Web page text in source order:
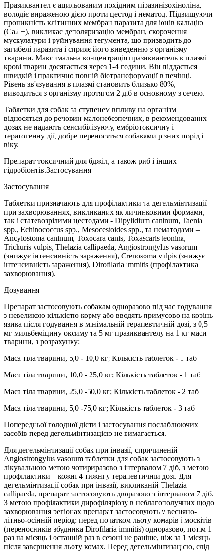
Празиквантел є ацильованим похідним піразинізохіноліна,
володіє вираженою дією проти цестод і нематод. Підвищуючи
проникність клітинних мембран паразита для іонів кальцію
(Ca2 +), викликає деполяризацію мембран, скорочення
мускулатури і руйнування тегумента, що призводить до
загибелі паразита і сприяє його виведенню з організму
тварини. Максимальна концентрація празиквантель в плазмі
крові тварин досягається через 1-4 години. Він піддається
швидкій і практично повній біотрансформації в печінці.
Рівень зв'язування в плазмі становить близько 80%,
виводиться з організму протягом 2 діб в основному з сечею.
Таблетки для собак за ступенем впливу на організм
відносяться до речовин малонебезпечних, в рекомендованих
дозах не надають сенсибілізуючу, ембріотоксичну і
тератогенну дії, добре переносяться собаками різних порід і
віку.
Препарат токсичний для бджіл, а також риб і інших
гідробіонтів.Застосування
Застосування
Таблетки призначають для профілактики та дегельмінтизації
при захворюваннях, викликаних як личинковими формами,
так і статевозрілими цестодами - Dipylidium caninum, Taenia
spp., Echinococcus spp., Mesocestoides spp., та нематодами –
Ancylostoma caninum, Toxocara canis, Toxascaris leonina,
Trichuris vulpis, Thelazia callipaeda, Angiostrongylus vasorum
(знижує інтенсивність зараження), Crenosoma vulpis (знижує
інтенсивність зараження), Dirofilaria immitis (профілактика
захворювання).
Дозування
Препарат застосовують собакам одноразово під час годування
з невеликою кількістю корму або вводять примусово на корінь
язика після годування в мінімальній терапевтичній дозі, з 0,5
мг мильбеміцину оксиму та 5 мг празиквантелу на 1 кг маси
тварини, з розрахунку:
Маса тіла тварини, 5,0 - 10,0 кг; Кількість таблеток - 1 таб
Маса тіла тварини, 10,0 - 25,0 кг; Кількість таблеток - 1 таб
Маса тіла тварини, 25,0 -50,0 кг; Кількість таблеток - 2 таб
Маса тіла тварини, 5,0 -75,0 кг; Кількість таблеток - 3 таб
Попередньої голодної дієти і застосування послаблюючих
засобів перед дегельмінтизацією не вимагається.
Для дегельмінтизації собак при інвазії, спричиненій
Angiostrongylus vasorum таблетки для собак застосовують з
лікувальною метою чотириразово з інтервалом 7 діб, з метою
профілактики – кожні 4 тижні у терапевтичній дозі. Для
дегельмінтизації собак при інвазії, викликаній Thelazia
callipaeda, препарат застосовують дворазово з інтервалом 7 діб.
З метою профілактики дирофіляріозу в неблагополучних щодо
захворювання регіонах препарат застосовують у весняно-
літньо-осінній період: перед початком льоту комарів і москітів
(переносників збудника Dirofilaria immitis) одноразово, потім 1
раз на місяць і останній раз в сезоні не раніше, ніж за 1 місяць
після завершення льоту комах. Перед дегельмінтизацією, слід